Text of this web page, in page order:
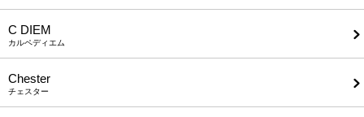
C DIEM
カルペディエム
Chester
チェスター